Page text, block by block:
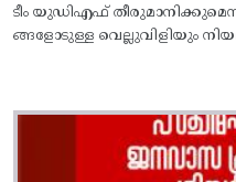
ടീം യുഡിഎഫ്‌
ങ്ങളോടുള്ള വെല്ലുവിളിയും